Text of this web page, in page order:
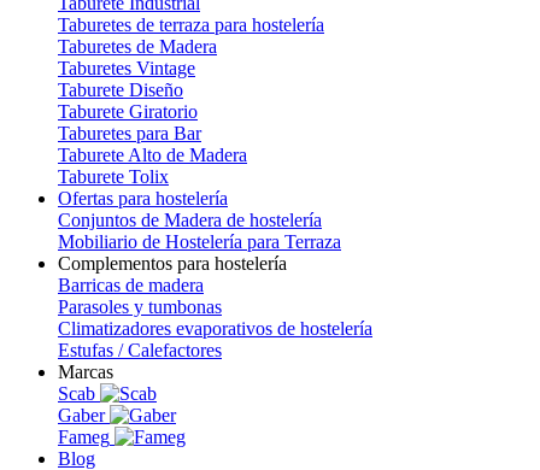
Taburetes de terraza para hostelería
Taburetes de Madera
Taburetes Vintage
Taburete Diseño
Taburete Giratorio
Taburetes para Bar
Taburete Alto de Madera
Taburete Tolix
Ofertas para hostelería
Conjuntos de Madera de hostelería
Mobiliario de Hostelería para Terraza
Complementos para hostelería
Barricas de madera
Parasoles y tumbonas
Climatizadores evaporativos de hostelería
Estufas / Calefactores
Marcas
Scab
Gaber
Fameg
Blog